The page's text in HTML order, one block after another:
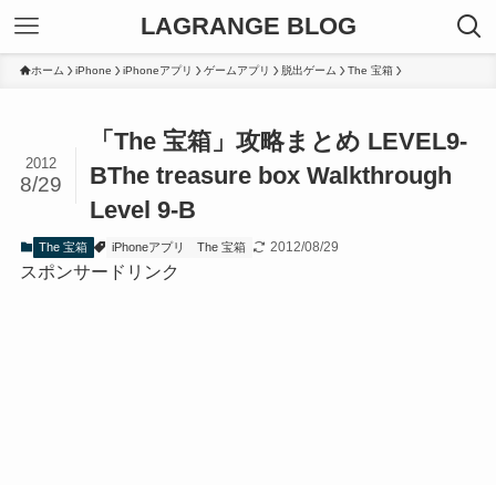
LAGRANGE BLOG
ホーム iPhone iPhoneアプリ ゲームアプリ 脱出ゲーム The 宝箱
「The 宝箱」攻略まとめ LEVEL9-
BThe treasure box Walkthrough
Level 9-B
2012
8/29
The 宝箱 iPhoneアプリ The 宝箱 2012/08/29
スポンサードリンク